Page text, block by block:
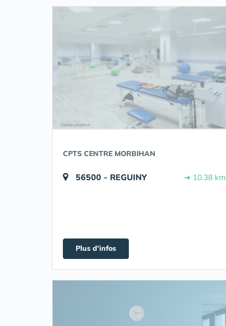
CPTS CENTRE MORBIHAN
56500 - REGUINY ➔ 10.38 km
Plus d'infos